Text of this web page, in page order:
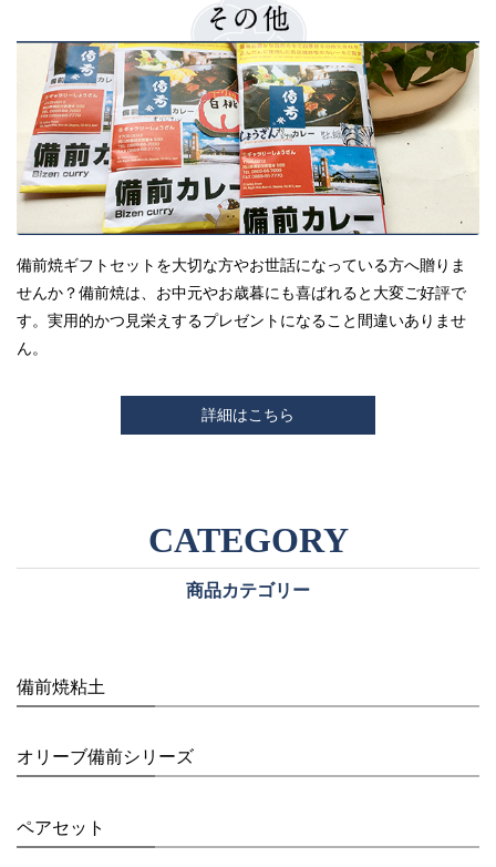
備前焼ギフトセットを大切な方やお世話になっている方へ贈りま
せんか？備前焼は、お中元やお歳暮にも喜ばれると大変ご好評で
す。実用的かつ見栄えするプレゼントになること間違いありませ
ん。
詳細はこちら
商品カテゴリー
備前焼粘土
オリーブ備前シリーズ
ペアセット